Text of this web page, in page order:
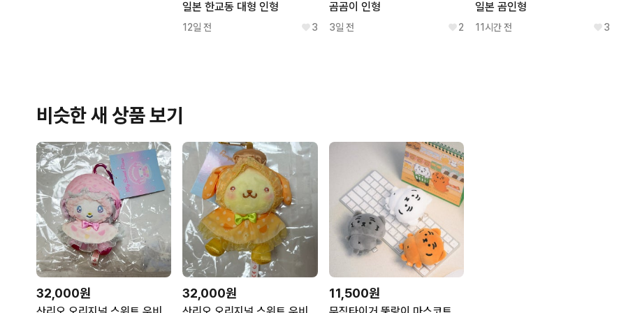
일본 한교동 대형 인형
12일 전 3
곰곰이 인형
3일 전 2
일본 곰인형
11시간 전 3
비슷한 새 상품 보기
32,000원 32,000원 11,500원